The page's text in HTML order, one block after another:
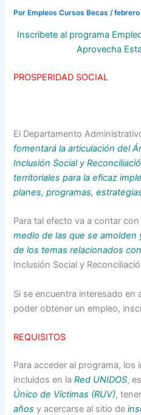
Por Empleos Cursos Becas/
Inscribete al programa
Aprovecha
PROSPERIDAD SOCIAL
El Departamento
fomentará la articulación del
Inclusión Social y
territoriales para la eficaz
planes, programas,
Para tal efecto va a contar
medio de las que se
de los temas relacionados
Inclusión Social y
Si se encuentra interesado en
poder obtener un empleo,
REQUISITOS
Para acceder al programa,
incluidos en la Red UNIDOS,
Único de Víctimas (RUV),
años y acercarse al sitio de